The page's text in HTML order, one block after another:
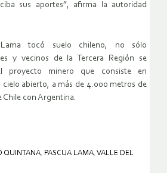
sus aportes”, afirma la autoridad
Lama tocó suelo chileno, no sólo
y vecinos de la Tercera Región se
proyecto minero que consiste en
cielo abierto, a más de 4.000 metros de
Chile con Argentina.
QUINTANA, PASCUA LAMA, VALLE DEL